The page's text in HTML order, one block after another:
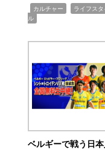
カルチャー
ライフスタ
ル
ベルギーで戦う日本